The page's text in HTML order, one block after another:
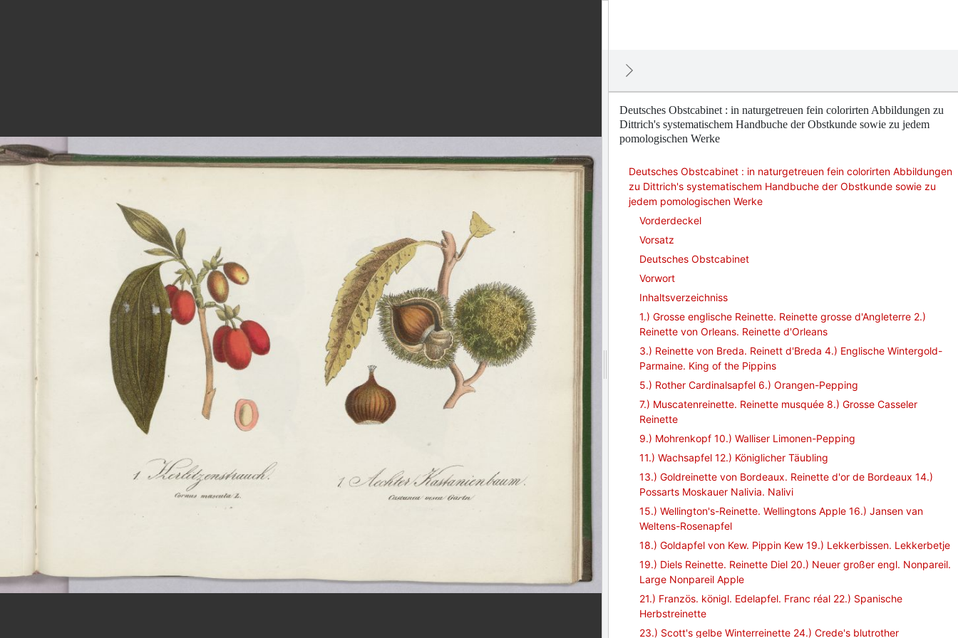
Deutsches Obstcabinet : in naturgetreuen fein colorirten Abbildungen zu
Dittrich's systematischem Handbuche der Obstkunde sowie zu jedem
pomologischen Werke
Deutsches Obstcabinet : in naturgetreuen fein colorirten Abbildungen
zu Dittrich's systematischem Handbuche der Obstkunde sowie zu
jedem pomologischen Werke
Vorderdeckel
Vorsatz
Deutsches Obstcabinet
Vorwort
Inhaltsverzeichniss
1.) Grosse englische Reinette. Reinette grosse d'Angleterre 2.)
Reinette von Orleans. Reinette d'Orleans
3.) Reinette von Breda. Reinett d'Breda 4.) Englische Wintergold-
Parmaine. King of the Pippins
5.) Rother Cardinalsapfel 6.) Orangen-Pepping
7.) Muscatenreinette. Reinette musquée 8.) Grosse Casseler
Reinette
9.) Mohrenkopf 10.) Walliser Limonen-Pepping
11.) Wachsapfel 12.) Königlicher Täubling
13.) Goldreinette von Bordeaux. Reinette d'or de Bordeaux 14.)
Possarts Moskauer Nalivia. Nalivi
15.) Wellington's-Reinette. Wellingtons Apple 16.) Jansen van
Weltens-Rosenapfel
18.) Goldapfel von Kew. Pippin Kew 19.) Lekkerbissen. Lekkerbetje
19.) Diels Reinette. Reinette Diel 20.) Neuer großer engl. Nonpareil.
Large Nonpareil Apple
21.) Französ. königl. Edelapfel. Franc réal 22.) Spanische
Herbstreinette
23.) Scott's gelbe Winterreinette 24.) Crede's blutrother